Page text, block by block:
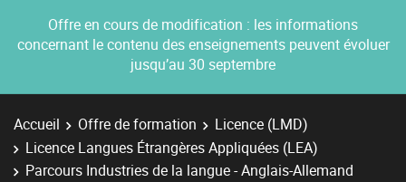
Offre en cours de modification : les informations
concernant le contenu des enseignements peuvent évoluer
jusqu’au 30 septembre
Accueil Offre de formation
Licence (LMD)
Licence Langues Étrangères Appliquées (LEA)
Parcours Industries de la langue - Anglais-Allemand